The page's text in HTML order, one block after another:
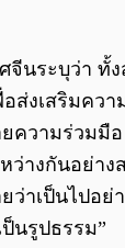
จีนระบุว่า ทั้
ส่งเสริมคว
ความร่วมมื
างกันอย่าง
าเป็นไปอย่า
นรูปธรรม”